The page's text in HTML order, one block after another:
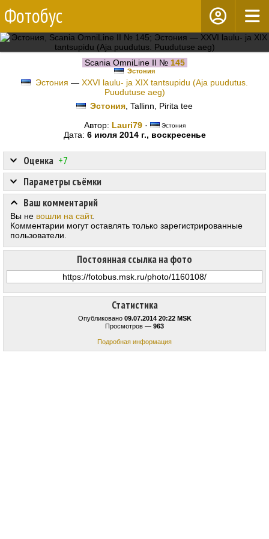
Фотобус
Scania OmniLine II № 145
Эстония
Эстония — XXVI laulu- ja XIX tantsupidu (Aja puudutus.
Puudutuse aeg)
Эстония , Tallinn, Pirita tee
Автор: Lauri79· Эстония
Дата: 6 июля 2014 г., воскресенье
Статистика
Опубликовано 09.07.2014 20:22 MSK
Просмотров — 963
Подробная информация
Оценка +7
Постоянная ссылка на фото
Параметры съёмки
Ваш комментарий
Вы не вошли на сайт.
Комментарии могут оставлять только зарегистрированные
пользователи.